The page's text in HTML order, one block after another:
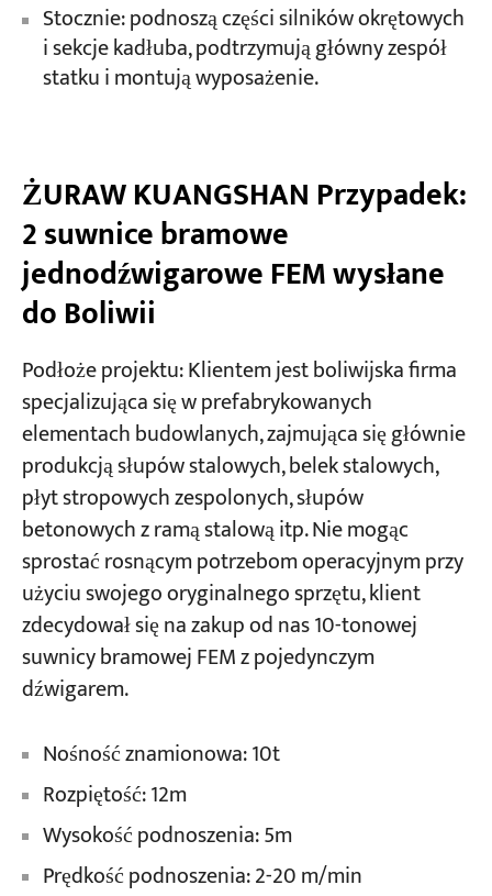
Stocznie: podnoszą części silników okrętowych
i sekcje kadłuba, podtrzymują główny zespół
statku i montują wyposażenie.
ŻURAW KUANGSHAN Przypadek:
2 suwnice bramowe
jednodźwigarowe FEM wysłane
do Boliwii
Podłoże projektu: Klientem jest boliwijska firma
specjalizująca się w prefabrykowanych
elementach budowlanych, zajmująca się głównie
produkcją słupów stalowych, belek stalowych,
płyt stropowych zespolonych, słupów
betonowych z ramą stalową itp. Nie mogąc
sprostać rosnącym potrzebom operacyjnym przy
użyciu swojego oryginalnego sprzętu, klient
zdecydował się na zakup od nas 10-tonowej
suwnicy bramowej FEM z pojedynczym
dźwigarem.
Nośność znamionowa: 10t
Rozpiętość: 12m
Wysokość podnoszenia: 5m
Prędkość podnoszenia: 2-20 m/min